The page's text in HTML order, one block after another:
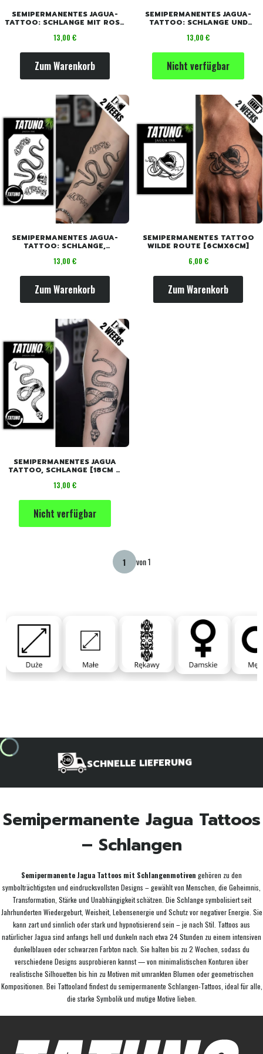
SEMIPERMANENTES JAGUA-
TATTOO: SCHLANGE MIT ROSE
Preis
13,00 €
Zum Warenkorb
SEMIPERMANENTES JAGUA-
TATTOO: SCHLANGE UND
11CM]
Preis
13,00 €
Nicht verfügbar
SEMIPERMANENTES JAGUA-
TATTOO: SCHLANGE,
[18CM X 11CM]
Preis
13,00 €
Zum Warenkorb
SEMIPERMANENTES TATTOO
WILDE ROUTE [6CMX6CM]
Preis
6,00 €
Zum Warenkorb
SEMIPERMANENTES JAGUA
TATTOO, SCHLANGE [18CM X
Preis
13,00 €
Nicht verfügbar
von 1
SCHNELLE LIEFERUNG
Semipermanente Jagua Tattoos
– Schlangen
Semipermanente Jagua Tattoos mit Schlangenmotiven gehören zu den
symbolträchtigsten und eindrucksvollsten Designs – gewählt von Menschen, die Geheimnis,
Transformation, Stärke und Unabhängigkeit schätzen. Die Schlange symbolisiert seit
Jahrhunderten Wiedergeburt, Weisheit, Lebensenergie und Schutz vor negativer Energie. Sie
kann zart und sinnlich oder stark und hypnotisierend sein – je nach Stil. Tattoos aus
natürlicher Jagua sind anfangs hell und dunkeln nach etwa 24 Stunden zu einem intensiven
dunkelblauen oder schwarzen Farbton nach. Sie halten bis zu 2 Wochen, sodass du
verschiedene Designs ausprobieren kannst — von minimalistischen Konturen über
realistische Silhouetten bis hin zu Motiven mit umrankten Blumen oder geometrischen
Kompositionen. Bei Tattooland findest du semipermanente Schlangen-Tattoos, ideal für alle,
die starke Symbolik und mutige Motive lieben.